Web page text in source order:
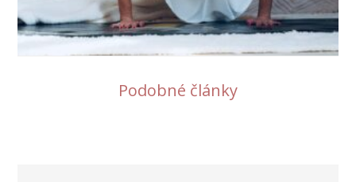
Podobné články